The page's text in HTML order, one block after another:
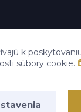
k
súbory cookie.